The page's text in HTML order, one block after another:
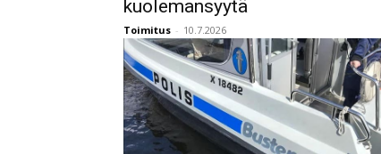
kuolemansyytä
Toimitus - 10.7.2026